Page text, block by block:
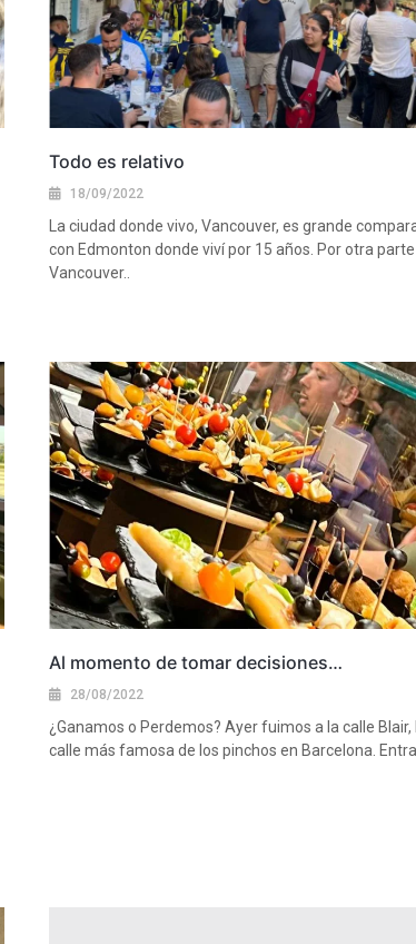
Todo es relativo
18/09/2022
La ciudad donde vivo, Vancouver, es grande
con Edmonton donde viví por 15 años. Por otra parte
Vancouver..
Al momento de tomar decisiones…
28/08/2022
¿Ganamos o Perdemos? Ayer fuimos a la calle Blair,
calle más famosa de los pinchos en Barcelona.